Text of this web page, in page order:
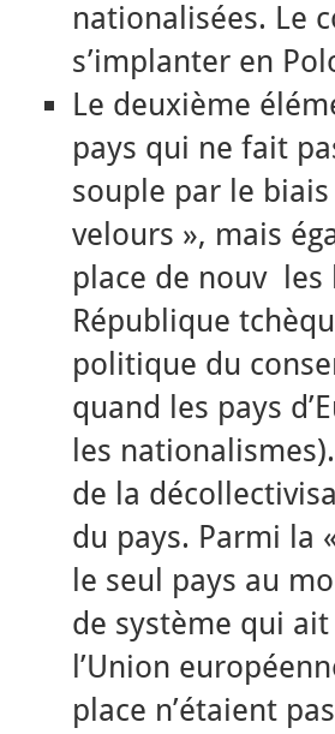
nationalisées. Le
s’implanter en
Le deuxième
pays qui ne fait
souple par le
velours », mais
place de nouv les
République
politique du
quand les pays
les
de la
du pays. Parmi la
le seul pays au
de système qui
l’Union
place n’étaient